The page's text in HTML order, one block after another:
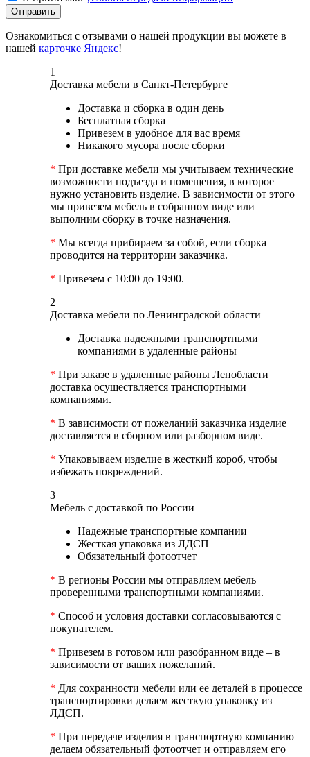
Отправить
Ознакомиться с отзывами о нашей продукции вы можете в
нашей карточке Яндекс!
1
Доставка мебели в Санкт-Петербурге
Доставка и сборка в один день
Бесплатная сборка
Привезем в удобное для вас время
Никакого мусора после сборки
* При доставке мебели мы учитываем технические
возможности подъезда и помещения, в которое
нужно установить изделие. В зависимости от этого
мы привезем мебель в собранном виде или
выполним сборку в точке назначения.
* Мы всегда прибираем за собой, если сборка
проводится на территории заказчика.
* Привезем с 10:00 до 19:00.
2
Доставка мебели по Ленинградской области
Доставка надежными транспортными
компаниями в удаленные районы
* При заказе в удаленные районы Ленобласти
доставка осуществляется транспортными
компаниями.
* В зависимости от пожеланий заказчика изделие
доставляется в сборном или разборном виде.
* Упаковываем изделие в жесткий короб, чтобы
избежать повреждений.
3
Мебель с доставкой по России
Надежные транспортные компании
Жесткая упаковка из ЛДСП
Обязательный фотоотчет
* В регионы России мы отправляем мебель
проверенными транспортными компаниями.
* Способ и условия доставки согласовываются с
покупателем.
* Привезем в готовом или разобранном виде – в
зависимости от ваших пожеланий.
* Для сохранности мебели или ее деталей в процессе
транспортировки делаем жесткую упаковку из
ЛДСП.
* При передаче изделия в транспортную компанию
делаем обязательный фотоотчет и отправляем его